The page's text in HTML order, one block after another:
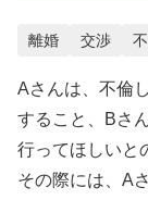
離婚 交渉
Aさんは、不倫
すること、Bさ
行ってほしいと
その際には、A